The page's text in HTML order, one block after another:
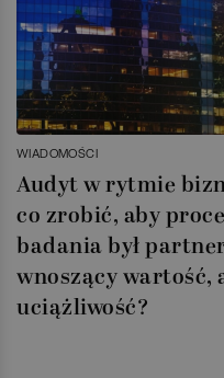
WIADOMOŚCI
Audyt w rytmie
co zrobić, aby
badania był
wnoszący wartość,
uciążliwość?